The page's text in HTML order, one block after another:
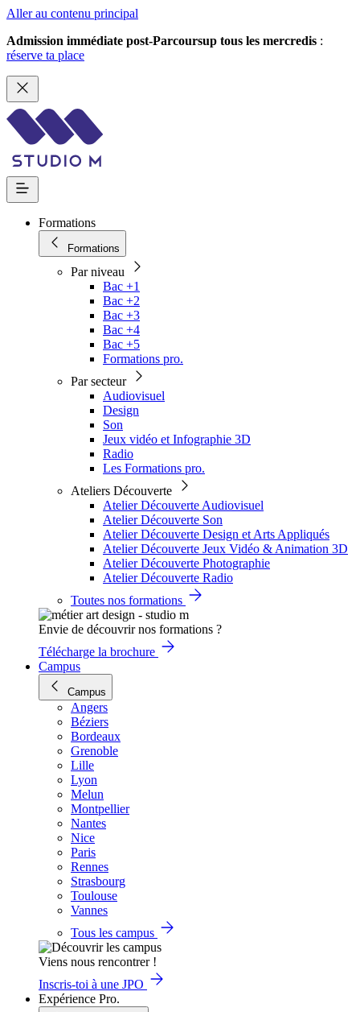
Aller au contenu principal
Admission immédiate post-Parcoursup tous les mercredis :
réserve ta place
Formations
Formations
Par niveau
Bac +1
Bac +2
Bac +3
Bac +4
Bac +5
Formations pro.
Par secteur
Audiovisuel
Design
Son
Jeux vidéo et Infographie 3D
Radio
Les Formations pro.
Ateliers Découverte
Atelier Découverte Audiovisuel
Atelier Découverte Son
Atelier Découverte Design et Arts Appliqués
Atelier Découverte Jeux Vidéo & Animation 3D
Atelier Découverte Photographie
Atelier Découverte Radio
Toutes nos formations
Envie de découvrir nos formations ?
Télécharge la brochure
Campus
Campus
Angers
Béziers
Bordeaux
Grenoble
Lille
Lyon
Melun
Montpellier
Nantes
Nice
Paris
Rennes
Strasbourg
Toulouse
Vannes
Tous les campus
Viens nous rencontrer !
Inscris-toi à une JPO
Expérience Pro.